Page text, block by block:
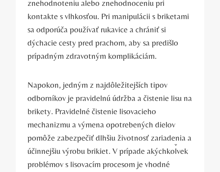
znehodnoteniu alebo znehodnoceniu pri
kontakte s vlhkosťou. Pri manipulácii ⁣s briketami
sa odporúča používať rukavice a chrániť si
dýchacie cesty pred prachom, aby⁣ sa⁤ predišlo
prípadným zdravotným komplikáciám.
Napokon, jedným z najdôležitejších tipov
odborníkov je pravidelnú údržba a čistenie lisu na
brikety. Pravidelné⁤ čistenie lisovacieho
mechanizmu⁤ a výmena opotrebených⁤ dielov
pomôže zabezpečiť dlhšiu životnosť zariadenia ‍a
účinnejšiu výrobu brikiet. V prípade akýchkoľvek
problémov s lisovacím procesom je vhodné